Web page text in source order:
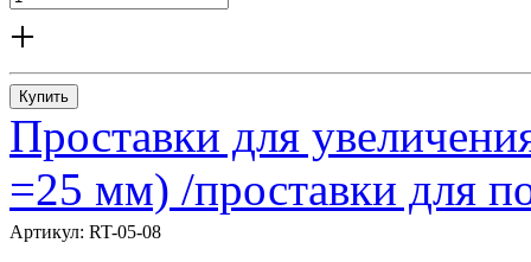
+
Купить
Проставки для
=25 мм) /проставки для
Артикул: RT-05-08